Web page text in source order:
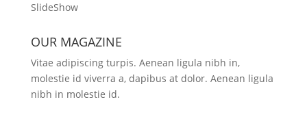
SlideShow
OUR MAGAZINE
Vitae adipiscing turpis. Aenean ligula nibh in,
molestie id viverra a, dapibus at dolor. Aenean ligula
nibh in molestie id.